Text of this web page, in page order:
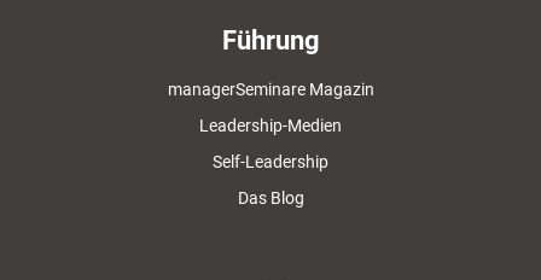
Führung
managerSeminare Magazin
Leadership-Medien
Self-Leadership
Das Blog